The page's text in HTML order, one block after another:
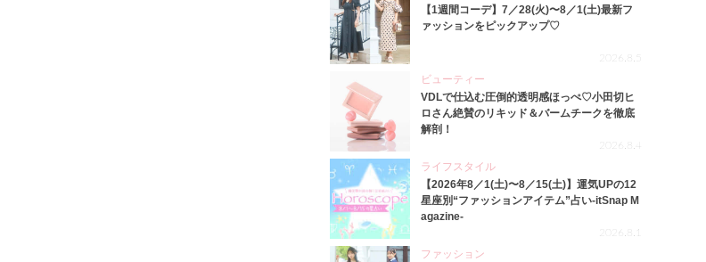
【1週間コーデ】7／28(火)〜8／1(土)最新フ
ァッションをピックアップ♡
2026.8.5
ビューティー
VDLで仕込む圧倒的透明感ほっぺ♡小田切ヒ
ロさん絶賛のリキッド＆バームチークを徹底
解剖！
2026.8.4
ライフスタイル
【2026年8／1(土)〜8／15(土)】運気UPの12
星座別“ファッションアイテム”占い-itSnap M
agazine-
2026.8.1
ファッション